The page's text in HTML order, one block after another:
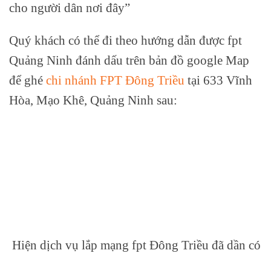
cho người dân nơi đây”
Quý khách có thể đi theo hướng dẫn được fpt
Quảng Ninh đánh dấu trên bản đồ google Map
để ghé chi nhánh FPT Đông Triều tại 633 Vĩnh
Hòa, Mạo Khê, Quảng Ninh sau:
Hiện dịch vụ lắp mạng fpt Đông Triều đã dần có